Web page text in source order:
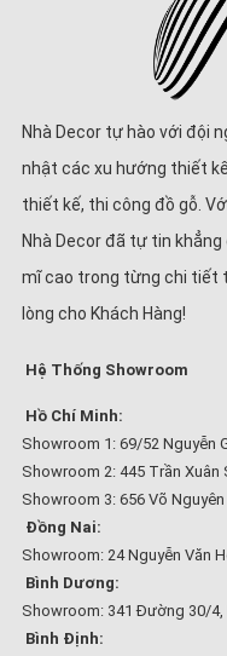
Nhà Decor tự hào với đội
nhật các xu hướng thiết
thiết kế, thi công đồ gỗ.
Nhà Decor đã tự tin
mĩ cao trong từng chi tiết
lòng cho Khách Hàng!
Hệ Thống Showroom
Hồ Chí Minh:
Showroom 1: 69/52 Nguyễn
Showroom 2: 445 Trần Xuân
Showroom 3: 656 Võ
Đồng Nai:
Showroom: 24 Nguyễn Văn
Bình Dương:
Showroom: 341 Đường 30/4,
Bình Định: